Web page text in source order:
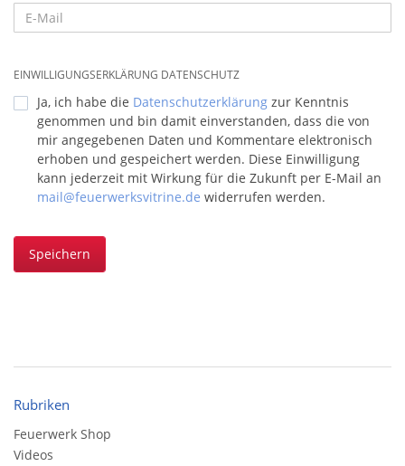
EINWILLIGUNGSERKLÄRUNG DATENSCHUTZ
Ja, ich habe die Datenschutzerklärung zur Kenntnis
genommen und bin damit einverstanden, dass die von
mir angegebenen Daten und Kommentare elektronisch
erhoben und gespeichert werden. Diese Einwilligung
kann jederzeit mit Wirkung für die Zukunft per E-Mail an
mail@feuerwerksvitrine.de widerrufen werden.
Speichern
Rubriken
Feuerwerk Shop
Videos